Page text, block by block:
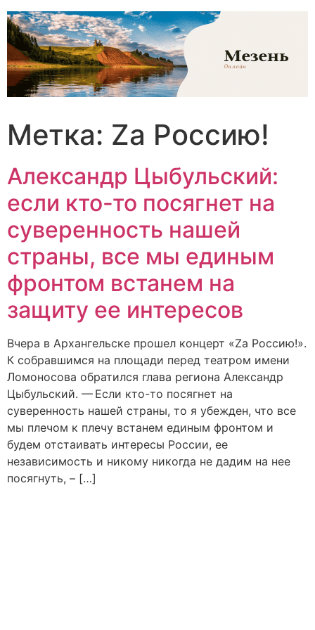
Перейти
содержимому
Метка: Zа Россию!
Александр Цыбульский:
если кто-то посягнет на
суверенность нашей
страны, все мы единым
фронтом встанем на
защиту ее интересов
Вчера в Архангельске прошел концерт «Zа Россию!».
К собравшимся на площади перед театром имени
Ломоносова обратился глава региона Александр
Цыбульский. — Если кто-то посягнет на
суверенность нашей страны, то я убежден, что все
мы плечом к плечу встанем единым фронтом и
будем отстаивать интересы России, ее
независимость и никому никогда не дадим на нее
посягнуть, – […]